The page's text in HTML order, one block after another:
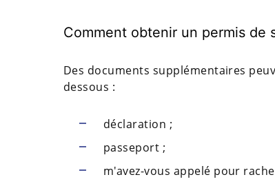
Comment obtenir un permis de
Des documents supplémentaires
dessous :
déclaration ;
passeport ;
m'avez-vous appelé pour